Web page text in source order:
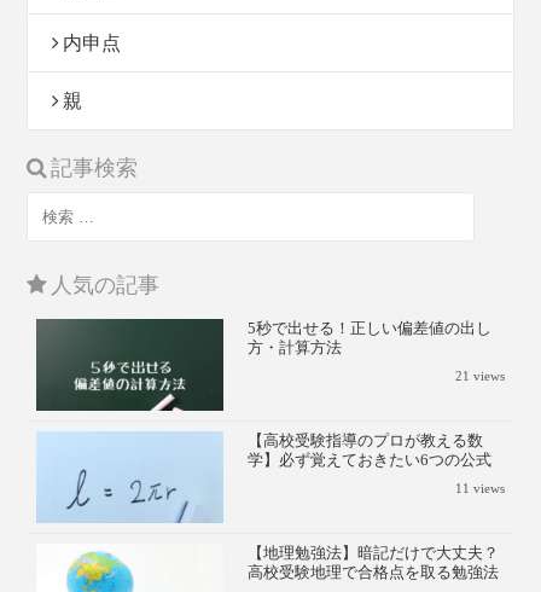
内申点
親
記事検索
人気の記事
5秒で出せる！正しい偏差値の出し
方・計算方法
21 views
【高校受験指導のプロが教える数
学】必ず覚えておきたい6つの公式
11 views
【地理勉強法】暗記だけで大丈夫？
高校受験地理で合格点を取る勉強法